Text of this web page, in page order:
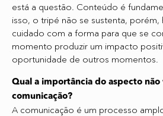
está a questão. Conteúdo é
isso, o tripé não se sustenta, porém,
cuidado com a forma para que se
momento produzir um impacto
oportunidade de outros momentos.
Qual a importância do aspecto não
comunicação?
A comunicação é um processo